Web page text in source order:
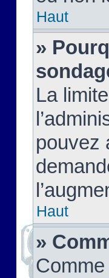
Haut
»
La
pouvez
Haut
»